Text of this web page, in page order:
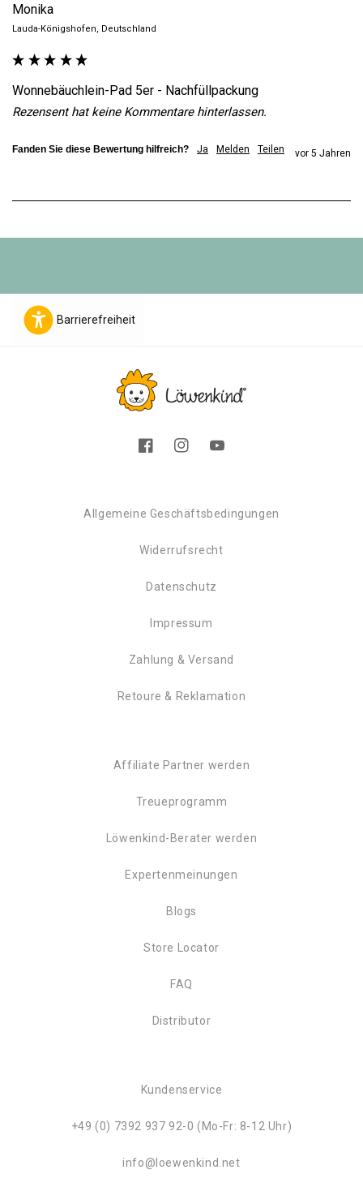
Monika
Lauda-Königshofen, Deutschland
Wonnebäuchlein-Pad 5er - Nachfüllpackung
Rezensent hat keine Kommentare hinterlassen.
Fanden Sie diese Bewertung hilfreich? Ja Melden Teilen vor 5 Jahren
Barrierefreiheit
FacebookInstagramYouTube
Allgemeine Geschäftsbedingungen
Widerrufsrecht
Datenschutz
Impressum
Zahlung & Versand
Retoure & Reklamation
Affiliate Partner werden
Treueprogramm
Löwenkind-Berater werden
Expertenmeinungen
Blogs
Store Locator
FAQ
Distributor
Kundenservice
+49 (0) 7392 937 92-0 (Mo-Fr: 8-12 Uhr)
info@loewenkind.net